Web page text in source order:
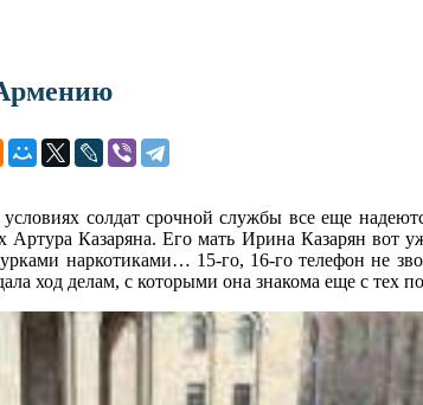
солдат срочной службы все еще
Казаряна. Его мать Ирина Казарян вот
наркотиками… 15-го, 16-го телефон не
делам, с которыми она знакома еще с тех